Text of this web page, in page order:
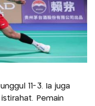
11-3. Ia juga
Pemain